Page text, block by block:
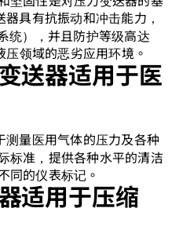
器具有抗振动和冲击能力，
统），并且防护等级高达
领域的恶劣应用环境。
送器适用于医
测量医用气体的压力及各种
标准，提供各种水平的清洁
同的仪表标记。
适用于压缩